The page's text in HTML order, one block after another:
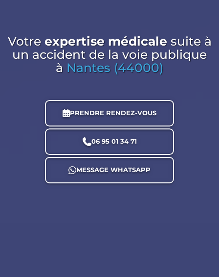
Votre expertise médicale suite à
un accident de la voie publique
à Nantes (44000)
PRENDRE RENDEZ-VOUS
06 95 01 34 71
MESSAGE WHATSAPP